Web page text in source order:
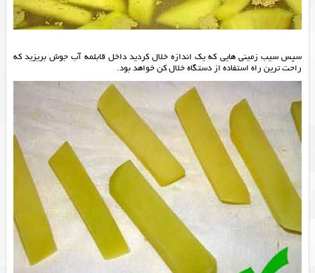
سپس سیب زمینی هایی که یک اندازه خلال کردید داخل قابلمه آب جوش بریزید که
راحت ترین راه استفاده از دستگاه خلال کن خواهد بود.